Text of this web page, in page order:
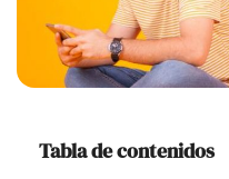
Ayuda
Cursos
Recursos
Tabla de contenidos